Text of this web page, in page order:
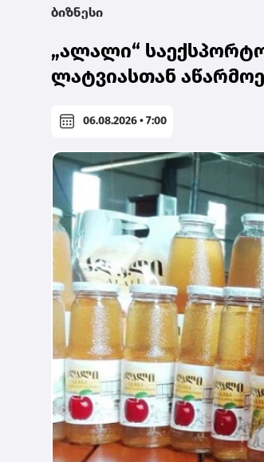
ბიზნესი
„ალალი“
ლატვიასთან
06.08.2026 • 7:00